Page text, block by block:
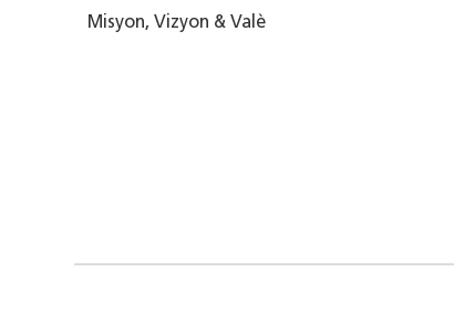
Misyon, Vizyon & Valè